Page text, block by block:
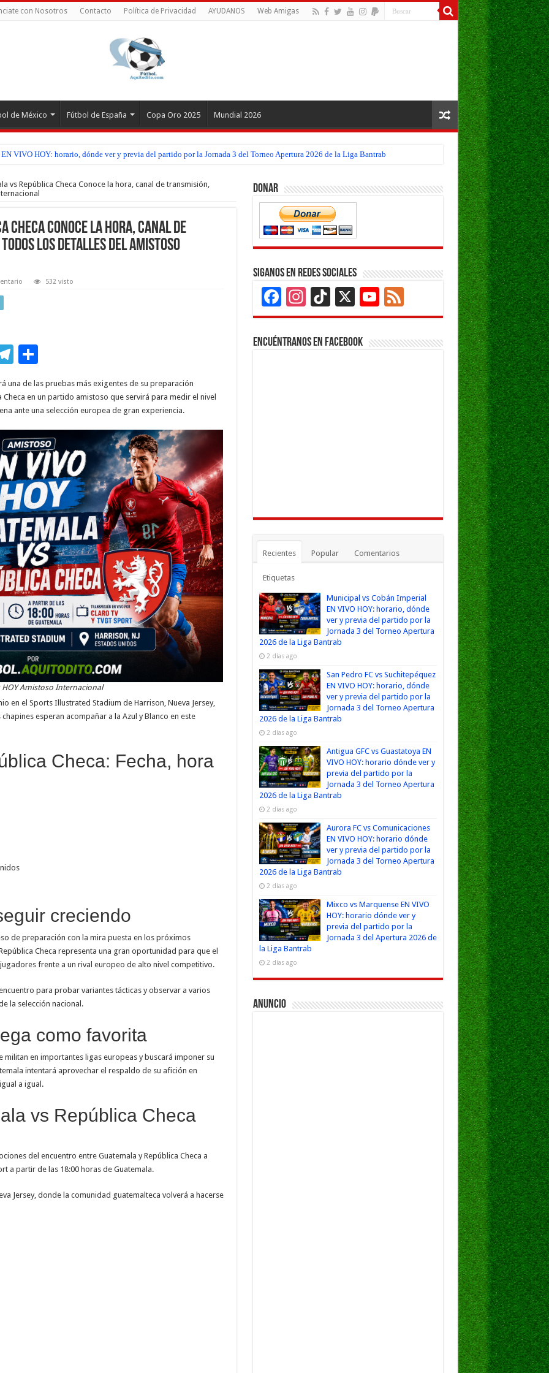
con Nosotros Contacto Política de Privacidad AYUDANOS Web Amigas
de México Fútbol de España Copa Oro 2025 Mundial 2026
VIVO HOY: horario, dónde ver y previa del partido por la Jornada 3 del Torneo Apertura 2026 de la Liga Bantrab
vs República Checa Conoce la hora, canal de transmisión,
Checa Conoce la hora, canal de
los detalles del amistoso
532 visto
es
T
el
e
gr
a
m
C
m
p
ar
ti
r
una de las pruebas más exigentes de su preparación
en un partido amistoso que servirá para medir el nivel
ante una selección europea de gran experiencia.
HOY Amistoso Internacional
en el Sports Illustrated Stadium de Harrison, Nueva Jersey,
esperan acompañar a la Azul y Blanco en este
Checa: Fecha, hora
creciendo
de preparación con la mira puesta en los próximos
Checa representa una gran oportunidad para que el
frente a un rival europeo de alto nivel competitivo.
para probar variantes tácticas y observar a varios
la selección nacional.
como favorita
militan en importantes ligas europeas y buscará imponer su
intentará aprovechar el respaldo de su afición en
a igual.
vs República Checa
del encuentro entre Guatemala y República Checa a
a partir de las 18:00 horas de Guatemala.
Jersey, donde la comunidad guatemalteca volverá a hacerse
Donar
Siganos en Redes Sociales
Facebook
Instagram
TikTok
X YouTube
Channel
Feed
Encuéntranos en Facebook
Recientes Popular Comentarios
Etiquetas
Municipal vs Cobán Imperial
EN VIVO HOY: horario, dónde
ver y previa del partido por la
Jornada 3 del Torneo Apertura
2026 de la Liga Bantrab
2 días ago
San Pedro FC vs Suchitepéquez
EN VIVO HOY: horario, dónde
ver y previa del partido por la
Jornada 3 del Torneo Apertura
2026 de la Liga Bantrab
2 días ago
Antigua GFC vs Guastatoya EN
VIVO HOY: horario dónde ver y
previa del partido por la
Jornada 3 del Torneo Apertura
2026 de la Liga Bantrab
2 días ago
Aurora FC vs Comunicaciones
EN VIVO HOY: horario dónde
ver y previa del partido por la
Jornada 3 del Torneo Apertura
2026 de la Liga Bantrab
2 días ago
Mixco vs Marquense EN VIVO
HOY: horario dónde ver y
previa del partido por la
Jornada 3 del Apertura 2026 de
la Liga Bantrab
2 días ago
Anuncio